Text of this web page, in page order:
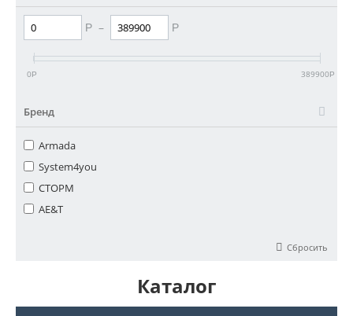
Р – Р
0Р 389900Р
Бренд
Armada
System4you
СТОРМ
AE&T
Сбросить
Каталог